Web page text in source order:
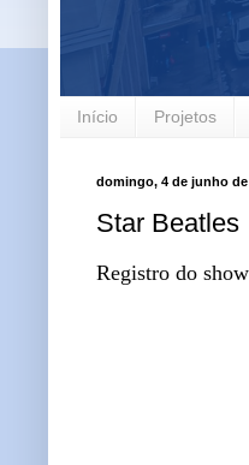
Início Projetos
domingo, 4 de junho de
Star Beatles
Registro do